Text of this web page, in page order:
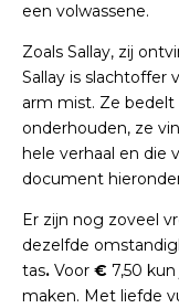
een volwassene.
Zoals Sallay, zij
Sallay is slachtoffer
arm mist. Ze
onderhouden, ze
hele verhaal en die
document
Er zijn nog zoveel
dezelfde
tas. Voor € 7,50
maken. Met liefde